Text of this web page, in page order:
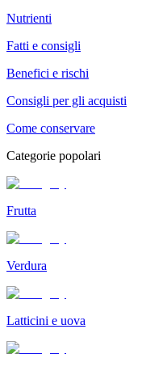
Nutrienti
Fatti e consigli
Benefici e rischi
Consigli per gli acquisti
Come conservare
Categorie popolari
Frutta
Verdura
Latticini e uova